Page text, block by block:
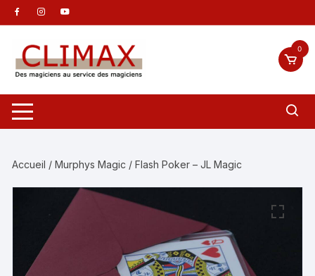
Aller
au
contenu
0
Accueil /Murphys Magic / Flash Poker – JL Magic